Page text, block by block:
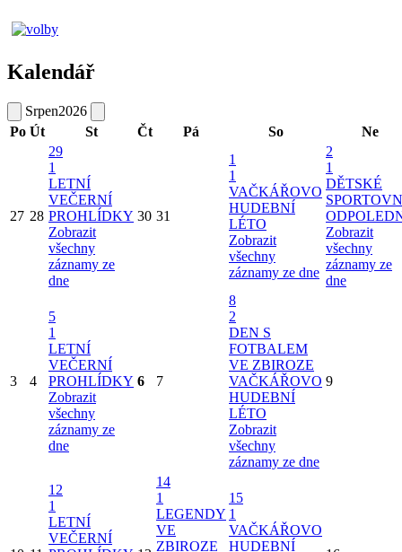
Kalendář
Srpen2026
Po Út St Čt Pá So Ne
27 28
29
1
LETNÍ
VEČERNÍ
PROHLÍDKY
Zobrazit
všechny
záznamy ze
dne
30 31
1
1
VAČKÁŘOVO
HUDEBNÍ
LÉTO
Zobrazit
všechny
záznamy ze dne
2
1
DĚTSKÉ
Zobrazit
všechny
záznamy ze
dne
3 4
5
1
LETNÍ
VEČERNÍ
PROHLÍDKY
Zobrazit
všechny
záznamy ze
dne
6 7
8
2
DEN S
FOTBALEM
VE ZBIROZE
VAČKÁŘOVO
HUDEBNÍ
LÉTO
Zobrazit
všechny
záznamy ze dne
9
12
1
LETNÍ
VEČERNÍ
14
1
LEGENDY
VE
ZBIROZE
15
1
VAČKÁŘOVO
HUDEBNÍ